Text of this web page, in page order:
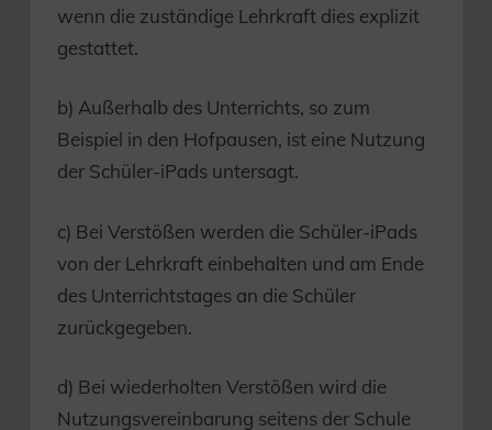
wenn die zuständige Lehrkraft dies explizit
gestattet.
b) Außerhalb des Unterrichts, so zum
Beispiel in den Hofpausen, ist eine Nutzung
der Schüler-iPads untersagt.
c) Bei Verstößen werden die Schüler-iPads
von der Lehrkraft einbehalten und am Ende
des Unterrichtstages an die Schüler
zurückgegeben.
d) Bei wiederholten Verstößen wird die
Nutzungsvereinbarung seitens der Schule